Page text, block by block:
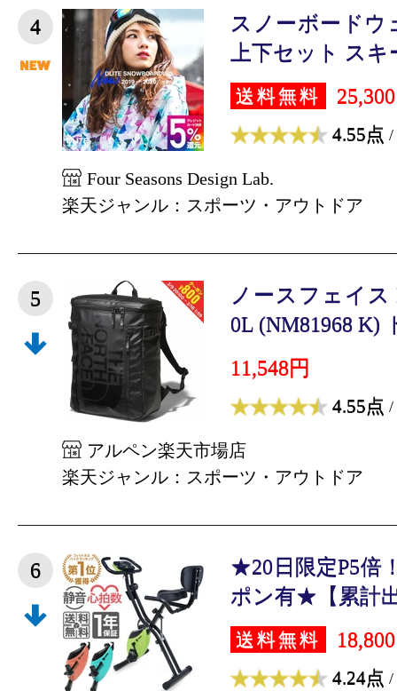
4
スノーボードウ
上下セット ス
送料無料
4.55点 /
Four Seasons Design Lab.
楽天ジャンル：スポーツ・アウトドア
5
ノースフェイス
0L (NM81968 K)
11,548円
4.55点 /
アルペン楽天市場店
楽天ジャンル：スポーツ・アウトドア
6
★20日限定P5倍
ポン有★【累計
送料無料
4.24点 /